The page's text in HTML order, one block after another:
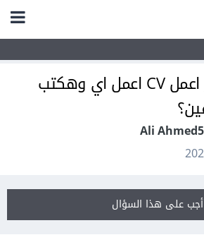
انا عاوز اعمل CV اعمل اي وهكتب
أجب على هذا السؤال